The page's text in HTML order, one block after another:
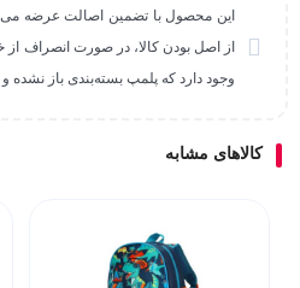
این محصول با تضمین اصالت عرضه
از اصل بودن کالا، در صورت انصراف از
وجود دارد که پلمپ بسته‌بندی باز نشده
کالاهای مشابه